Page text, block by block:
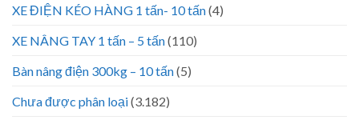
XE ĐIỆN KÉO HÀNG 1 tấn- 10 tấn(4)
XE NÂNG TAY 1 tấn – 5 tấn(110)
Bàn nâng điện 300kg – 10 tấn(5)
Chưa được phân loại(3.182)